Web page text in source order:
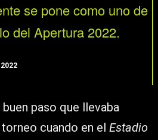
se pone como uno de
del Apertura 2022.
paso que llevaba
cuando en el Estadio